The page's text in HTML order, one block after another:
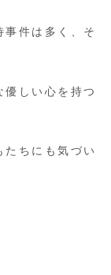
件は多く、そ
しい心を持つ
ちにも気づい